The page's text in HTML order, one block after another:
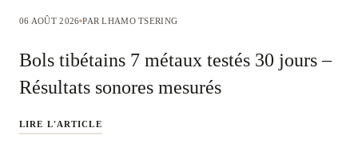
06 AOÛT 2026 PAR LHAMO TSERING
Bols tibétains 7 métaux testés 30 jours –
Résultats sonores mesurés
LIRE L'ARTICLE